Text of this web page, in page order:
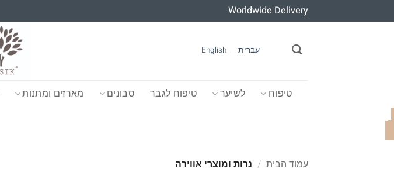
to
Worldwide Delivery
עברית English
טיפוח לשיער טיפוח לגבר סבונים מארזים ומתנות
עמוד הבית / נרות ומוצרי אווירה